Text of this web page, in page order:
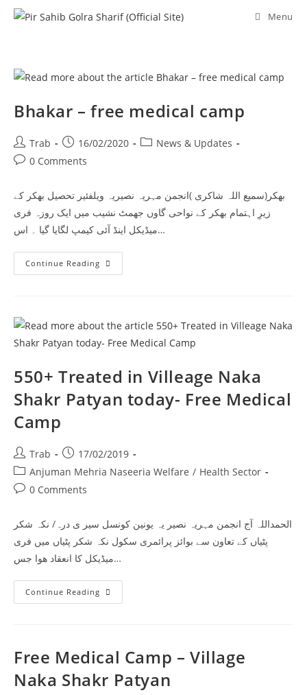
Skip
Menu
Bhakar – free medical camp
Post
author:
Trab
Post
published:
16/02/2020
PostNews & Updates
Post0 Comments
بھکر(سمیع اللہ شاکری )انجمن مہریہ نصیریہ ویلفئیر تحصیل بھکر کے
زیرِ اہتمام بھکر کے نواحی گاوں جھمٹ نشیب میں ایک روزہ فری
میڈیکل اینڈ آئی کیمپ لگایا گیا ۔ اس…
Continue Reading Bhakar
–
550+ Treated in Villeage Naka
Shakr Patyan today- Free Medical
Camp
Post
author:
Trab
Post
published:
17/02/2019
Post
category:
Anjuman Mehria Naseeria Welfare / Health Sector
Post0 Comments
الحمداللہ آج انجمن مہریہ نصیر یہ یونین کونسل سیر ی درہ/ نکہ شکر
پٹیاں کے تعاون سے بوائز پرائمری سکول نکہ شکر پٹیاں میں فری
میڈیکل کا انعقاد ھوا جس…
Continue Reading 550+
Treated
Patyan
Today-
Medical
Camp
Free Medical Camp – Village
Naka Shakr Patyan